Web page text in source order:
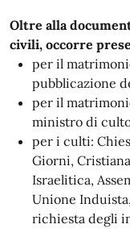
Oltre alla
civili, occorre
per il
pubblicazione
per il
ministro di
per i culti:
Giorni,
Israelitica,
Unione
richiesta degli